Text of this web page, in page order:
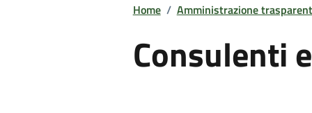
Home / Amministrazione
Consulenti